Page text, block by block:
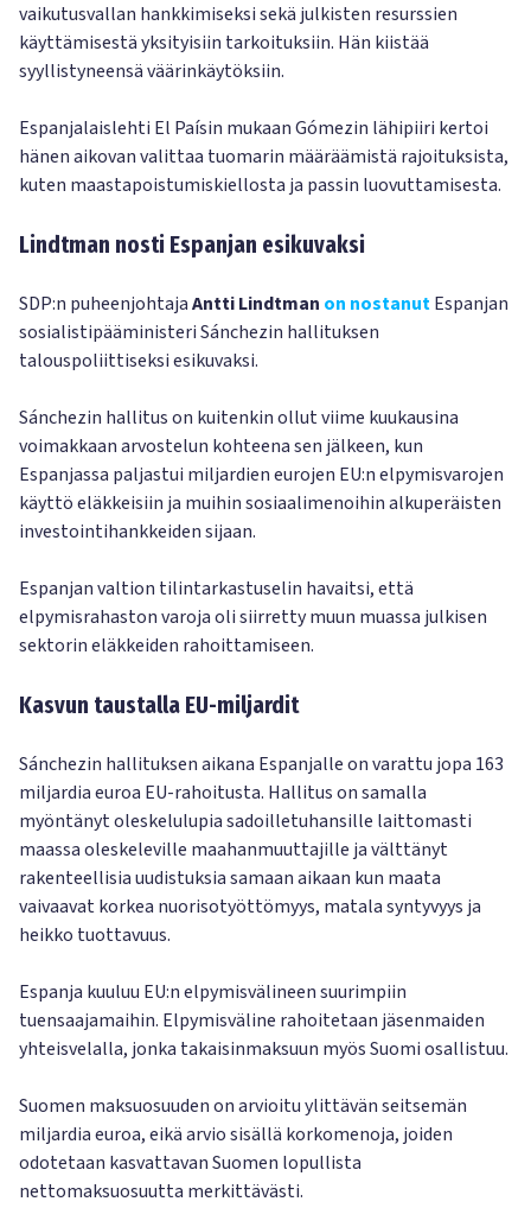
vaikutusvallan hankkimiseksi sekä julkisten resurssien
käyttämisestä yksityisiin tarkoituksiin. Hän kiistää
syyllistyneensä väärinkäytöksiin.
Espanjalaislehti El Paísin mukaan Gómezin lähipiiri kertoi
hänen aikovan valittaa tuomarin määräämistä rajoituksista,
kuten maastapoistumiskiellosta ja passin luovuttamisesta.
Lindtman nosti Espanjan esikuvaksi
SDP:n puheenjohtajaAntti Lindtman on nostanutEspanjan
sosialistipääministeri Sánchezin hallituksen
talouspoliittiseksi esikuvaksi.
Sánchezin hallitus on kuitenkin ollut viime kuukausina
voimakkaan arvostelun kohteena sen jälkeen, kun
Espanjassa paljastui miljardien eurojen EU:n elpymisvarojen
käyttö eläkkeisiin ja muihin sosiaalimenoihin alkuperäisten
investointihankkeiden sijaan.
Espanjan valtion tilintarkastuselin havaitsi, että
elpymisrahaston varoja oli siirretty muun muassa julkisen
sektorin eläkkeiden rahoittamiseen.
Kasvun taustalla EU-miljardit
Sánchezin hallituksen aikana Espanjalle on varattu jopa 163
miljardia euroa EU-rahoitusta. Hallitus on samalla
myöntänyt oleskelulupia sadoilletuhansille laittomasti
maassa oleskeleville maahanmuuttajille ja välttänyt
rakenteellisia uudistuksia samaan aikaan kun maata
vaivaavat korkea nuorisotyöttömyys, matala syntyvyys ja
heikko tuottavuus.
Espanja kuuluu EU:n elpymisvälineen suurimpiin
tuensaajamaihin. Elpymisväline rahoitetaan jäsenmaiden
yhteisvelalla, jonka takaisinmaksuun myös Suomi osallistuu.
Suomen maksuosuuden on arvioitu ylittävän seitsemän
miljardia euroa, eikä arvio sisällä korkomenoja, joiden
odotetaan kasvattavan Suomen lopullista
nettomaksuosuutta merkittävästi.